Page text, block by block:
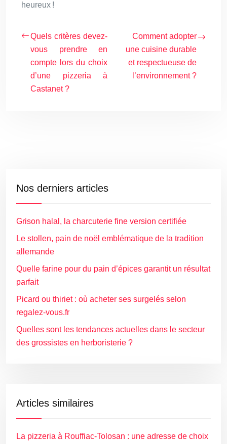
heureux !
Quels critères devez-
vous prendre en
compte lors du choix
d’une pizzeria à
Castanet ?
Comment adopter
une cuisine durable
et respectueuse de
l’environnement ?
Nos derniers articles
Grison halal, la charcuterie fine version certifiée
Le stollen, pain de noël emblématique de la tradition
allemande
Quelle farine pour du pain d’épices garantit un résultat
parfait
Picard ou thiriet : où acheter ses surgelés selon
regalez-vous.fr
Quelles sont les tendances actuelles dans le secteur
des grossistes en herboristerie ?
Articles similaires
La pizzeria à Rouffiac-Tolosan : une adresse de choix